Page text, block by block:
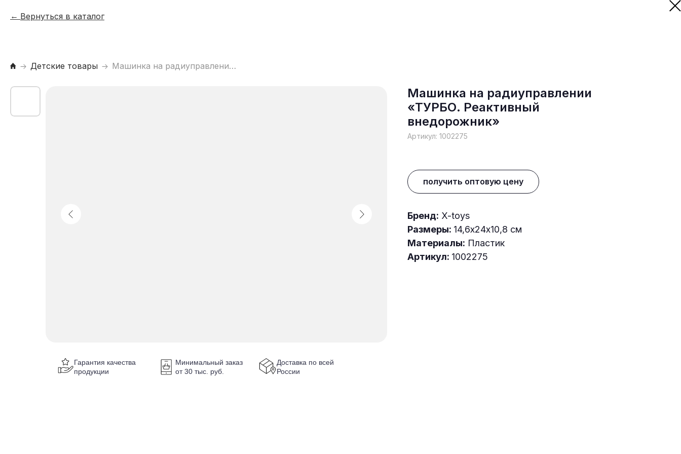
Вернуться в каталог
Детские товары Машинка на радиуправлении «ТУРБО. Реактивный внедорожник»
Машинка на радиуправлении
«ТУРБО. Реактивный
внедорожник»
Артикул: 1002275
получить оптовую цену
Бренд: X-toys
Размеры: 14,6х24х10,8 см
Материалы: Пластик
Артикул: 1002275
Гарантия качества
продукции
Минимальный заказ
от 30 тыс. руб.
Доставка по всей
России